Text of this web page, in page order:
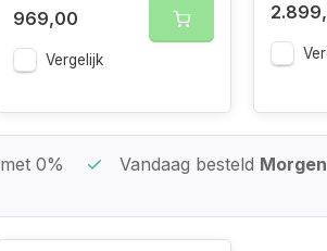
969,00
Vergelijk
met 0%
Vandaag besteld